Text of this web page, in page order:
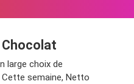
large choix de
semaine, Netto